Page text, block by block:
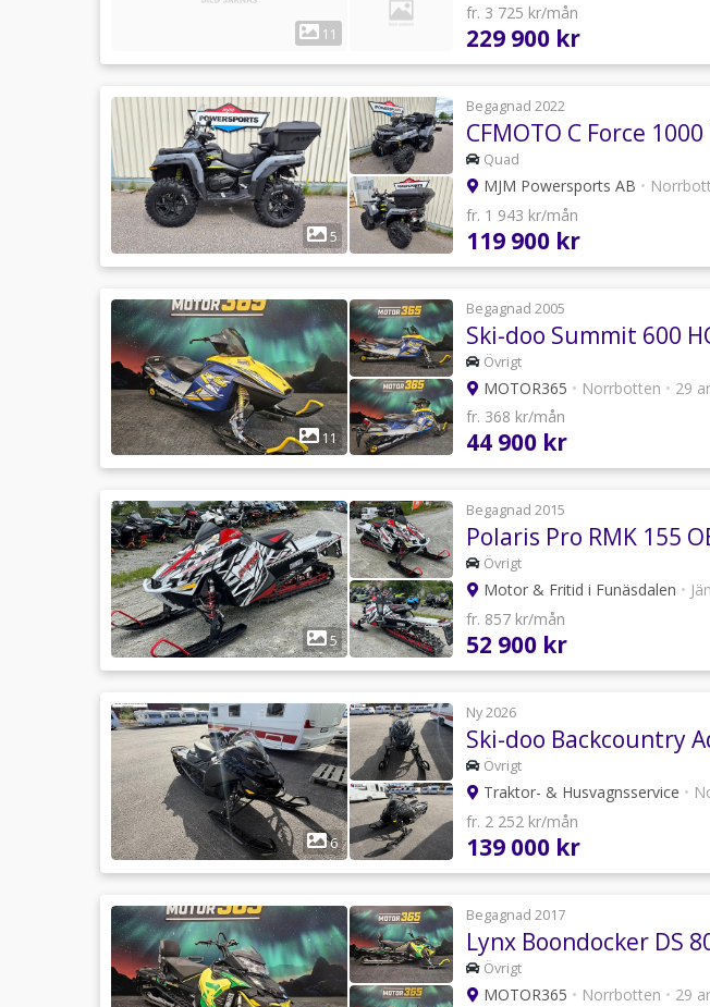
11
fr. 3 725 kr/mån
229 900 kr
5
Begagnad 2022
CFMOTO C Force
Quad
MJM Powersports AB •
fr. 1 943 kr/mån
119 900 kr
11
Begagnad 2005
Övrigt
MOTOR365 • Norrbotten • 29
fr. 368 kr/mån
44 900 kr
5
Begagnad 2015
Polaris Pro RMK 155
Övrigt
Motor & Fritid i Funäsdalen •
fr. 857 kr/mån
52 900 kr
6
Ny 2026
Ski-doo Backcountry
Övrigt
Traktor- & Husvagnsservice •
fr. 2 252 kr/mån
139 000 kr
Begagnad 2017
Övrigt
MOTOR365 • Norrbotten • 29